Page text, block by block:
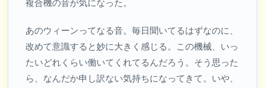
複合機の音が気になった。
あのウィーンってなる音。毎日聞いてるはずなのに、
改めて意識すると妙に大きく感じる。この機械、いっ
たいどれくらい働いてくれてるんだろう。そう思った
ら、なんだか申し訳ない気持ちになってきて。いや、